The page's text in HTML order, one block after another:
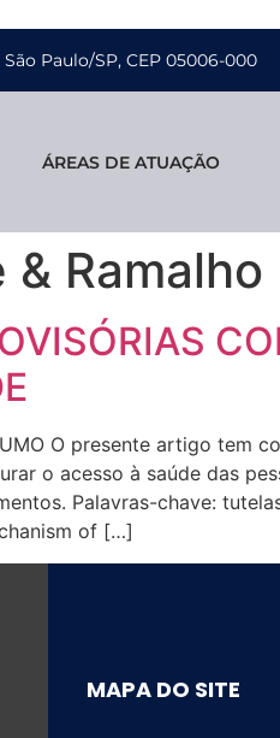
Paulo/SP, CEP 05006-000
ÁREAS DE ATUAÇÃO
Ramalho
O presente artigo
o acesso à saúde das
Palavras-chave:
of […]
MAPA DO SITE